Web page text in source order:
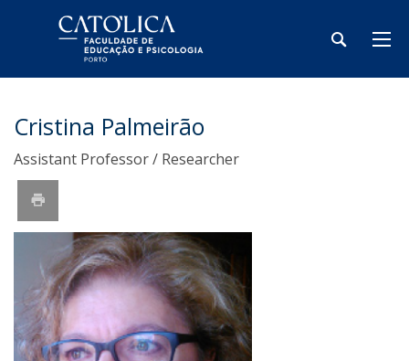
Cristina Palmeirão
Assistant Professor / Researcher